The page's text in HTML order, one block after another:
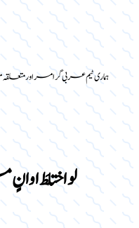
ہماری ٹیم عربی گرامر اور
لو اختلطَ